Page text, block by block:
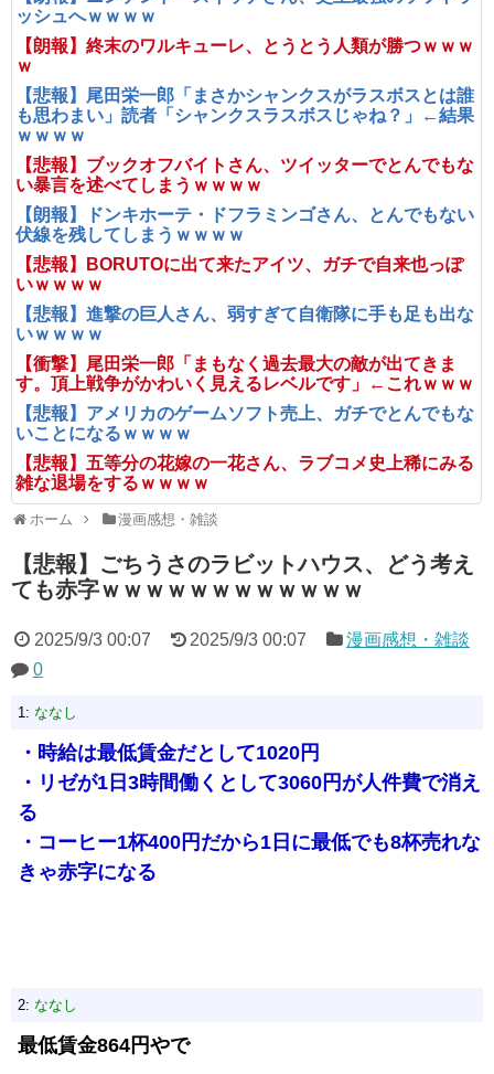
ッシュへｗｗｗｗ
【朗報】終末のワルキューレ、とうとう人類が勝つｗｗｗ
ｗ
【悲報】尾田栄一郎「まさかシャンクスがラスボスとは誰
も思わまい」読者「シャンクスラスボスじゃね？」←結果
ｗｗｗｗ
【悲報】ブックオフバイトさん、ツイッターでとんでもな
い暴言を述べてしまうｗｗｗｗ
【朗報】ドンキホーテ・ドフラミンゴさん、とんでもない
伏線を残してしまうｗｗｗｗ
【悲報】BORUTOに出て来たアイツ、ガチで自来也っぽ
いｗｗｗｗ
【悲報】進撃の巨人さん、弱すぎて自衛隊に手も足も出な
いｗｗｗｗ
【衝撃】尾田栄一郎「まもなく過去最大の敵が出てきま
す。頂上戦争がかわいく見えるレベルです」←これｗｗｗ
【悲報】アメリカのゲームソフト売上、ガチでとんでもな
いことになるｗｗｗｗ
【悲報】五等分の花嫁の一花さん、ラブコメ史上稀にみる
雑な退場をするｗｗｗｗ
ホーム 漫画感想・雑談
【悲報】ごちうさのラビットハウス、どう考え
ても赤字ｗｗｗｗｗｗｗｗｗｗｗｗ
2025/9/3 00:07 2025/9/3 00:07
漫画感想・雑談
0
1: ななし
・時給は最低賃金だとして1020円
・リゼが1日3時間働くとして3060円が人件費で消え
る
・コーヒー1杯400円だから1日に最低でも8杯売れな
きゃ赤字になる
2: ななし
最低賃金864円やで